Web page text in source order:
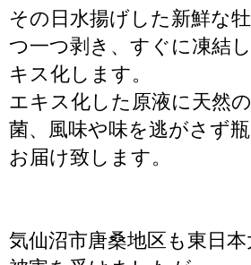
その日水揚げした新鮮な
つ一つ剥き、すぐに凍結
キス化します。
エキス化した原液に天然
菌、風味や味を逃がさず
お届け致します。
気仙沼市唐桑地区も東日